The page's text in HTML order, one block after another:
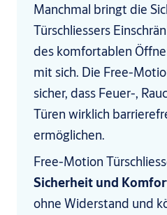
Manchmal bringt die
Türschliessers
des komfortablen
mit sich. Die Free-
sicher, dass Feuer-,
Türen wirklich
ermöglichen.
Free-Motion
Sicherheit und
ohne Widerstand und